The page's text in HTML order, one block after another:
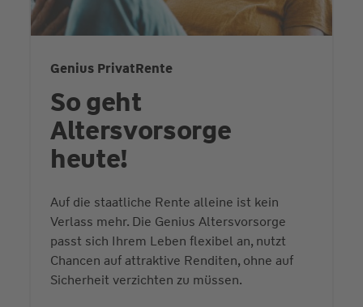
Genius PrivatRente
So geht
Altersvorsorge
heute!
Auf die staatliche Rente alleine ist kein
Verlass mehr. Die Genius Altersvorsorge
passt sich Ihrem Leben flexibel an, nutzt
Chancen auf attraktive Renditen, ohne auf
Sicherheit verzichten zu müssen.